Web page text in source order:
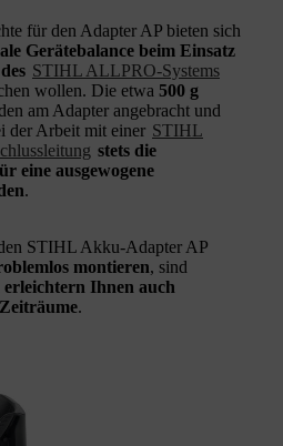
für den Adapter AP bieten sich
Gerätebalance beim Einsatz
STIHL ALLPRO-Systems
wollen. Die etwa 500 g
am Adapter angebracht und
der Arbeit mit einer STIHL
stets die
eine ausgewogene
.
STIHL Akku-Adapter AP
montieren, sind
erleichtern Ihnen auch
.